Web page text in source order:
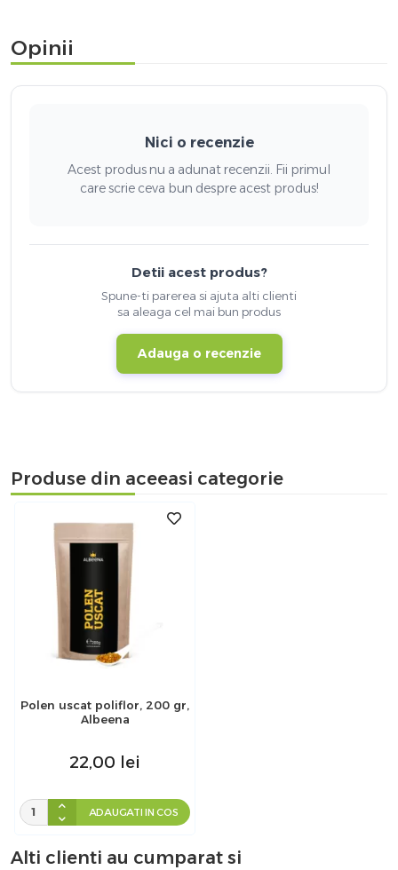
Opinii
Nici o recenzie
Acest produs nu a adunat recenzii. Fii primul
care scrie ceva bun despre acest produs!
Detii acest produs?
Spune-ti parerea si ajuta alti clienti
sa aleaga cel mai bun produs
Adauga o recenzie
Produse din aceeasi categorie
Polen uscat poliflor, 200 gr,
Albeena
22,00 lei
ADAUGATI IN COS
Alti clienti au cumparat si